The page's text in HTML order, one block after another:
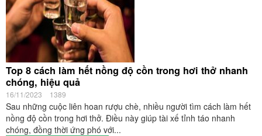
Top 8 cách làm hết nồng độ cồn trong hơi thở nhanh
chóng, hiệu quả
16/11/2023 1389
Sau những cuộc liên hoan rượu chè, nhiều người tìm cách làm hết
nồng độ cồn trong hơi thở. Điều này giúp tài xế tỉnh táo nhanh
chóng, đồng thời ứng phó với...